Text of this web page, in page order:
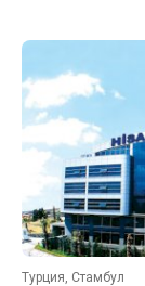
Турция, Стамбул